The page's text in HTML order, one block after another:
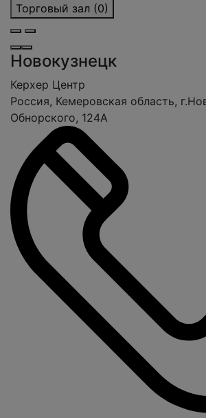
Торговый зал (0)
Новокузнецк
Керхер Центр
Россия, Кемеровская область,
Обнорского, 124А